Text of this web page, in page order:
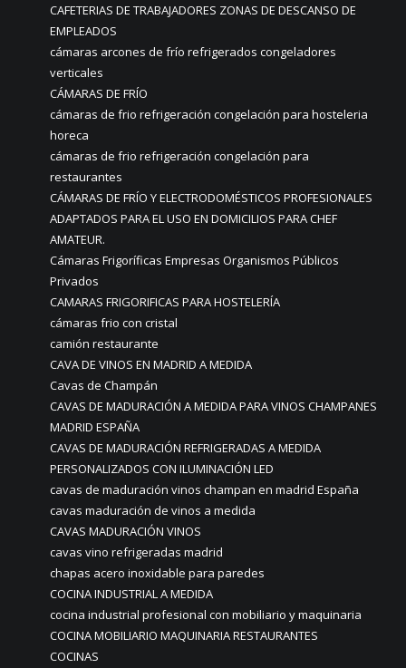
CAFETERIAS DE TRABAJADORES ZONAS DE DESCANSO DE
EMPLEADOS
cámaras arcones de frío refrigerados congeladores
verticales
CÁMARAS DE FRÍO
cámaras de frio refrigeración congelación para hosteleria
horeca
cámaras de frio refrigeración congelación para
restaurantes
CÁMARAS DE FRÍO Y ELECTRODOMÉSTICOS PROFESIONALES
ADAPTADOS PARA EL USO EN DOMICILIOS PARA CHEF
AMATEUR.
Cámaras Frigoríficas Empresas Organismos Públicos
Privados
CAMARAS FRIGORIFICAS PARA HOSTELERÍA
cámaras frio con cristal
camión restaurante
CAVA DE VINOS EN MADRID A MEDIDA
Cavas de Champán
CAVAS DE MADURACIÓN A MEDIDA PARA VINOS CHAMPANES
MADRID ESPAÑA
CAVAS DE MADURACIÓN REFRIGERADAS A MEDIDA
PERSONALIZADOS CON ILUMINACIÓN LED
cavas de maduración vinos champan en madrid España
cavas maduración de vinos a medida
CAVAS MADURACIÓN VINOS
cavas vino refrigeradas madrid
chapas acero inoxidable para paredes
COCINA INDUSTRIAL A MEDIDA
cocina industrial profesional con mobiliario y maquinaria
COCINA MOBILIARIO MAQUINARIA RESTAURANTES
COCINAS